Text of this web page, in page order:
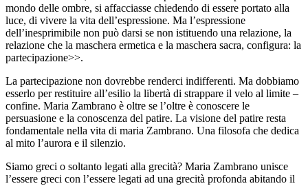
mondo delle ombre, si affacciasse chiedendo di essere portato alla
luce, di vivere la vita dell’espressione. Ma l’espressione
dell’inesprimibile non può darsi se non istituendo una relazione, la
relazione che la maschera ermetica e la maschera sacra, configura: la
partecipazione>>.
La partecipazione non dovrebbe renderci indifferenti. Ma dobbiamo
esserlo per restituire all’esilio la libertà di strappare il velo al limite –
confine. Maria Zambrano è oltre se l’oltre è conoscere le
persuasione e la conoscenza del patire. La visione del patire resta
fondamentale nella vita di maria Zambrano. Una filosofa che dedica
al mito l’aurora e il silenzio.
Siamo greci o soltanto legati alla grecità? Maria Zambrano unisce
l’essere greci con l’essere legati ad una grecità profonda abitando il